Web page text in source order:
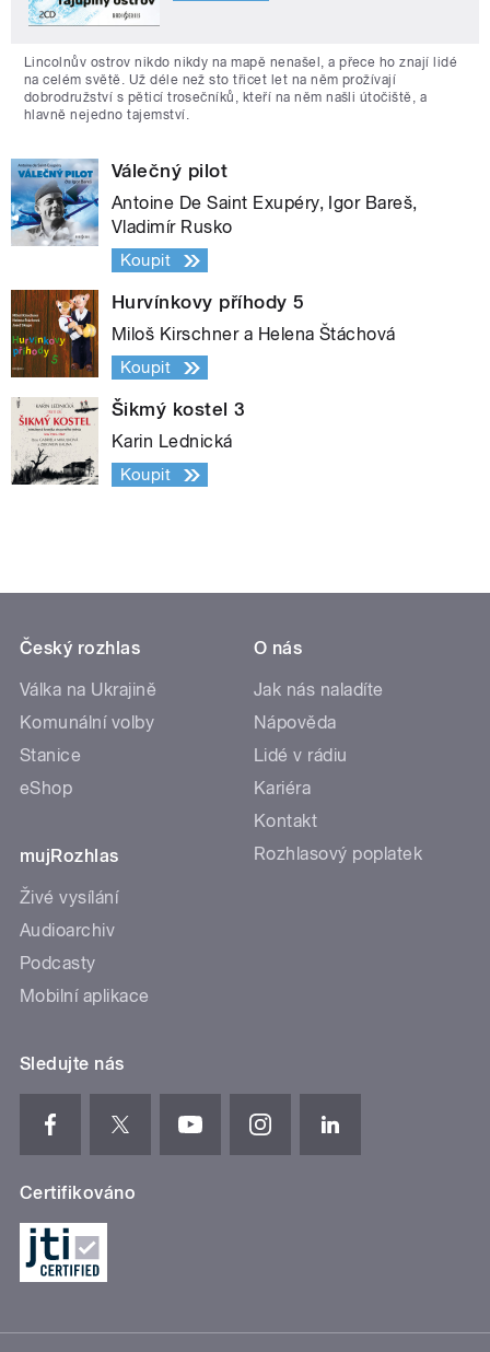
Lincolnův ostrov nikdo nikdy na mapě nenašel, a přece ho znají lidé
na celém světě. Už déle než sto třicet let na něm prožívají
dobrodružství s pěticí trosečníků, kteří na něm našli útočiště, a
hlavně nejedno tajemství.
Válečný pilot
Antoine De Saint Exupéry, Igor Bareš,
Vladimír Rusko
Koupit
Hurvínkovy příhody 5
Miloš Kirschner a Helena Štáchová
Koupit
Šikmý kostel 3
Karin Lednická
Koupit
Český rozhlas
Válka na Ukrajině
Komunální volby
Stanice
eShop
mujRozhlas
Živé vysílání
Audioarchiv
Podcasty
Mobilní aplikace
O nás
Jak nás naladíte
Nápověda
Lidé v rádiu
Kariéra
Kontakt
Rozhlasový poplatek
Sledujte nás
Certifikováno